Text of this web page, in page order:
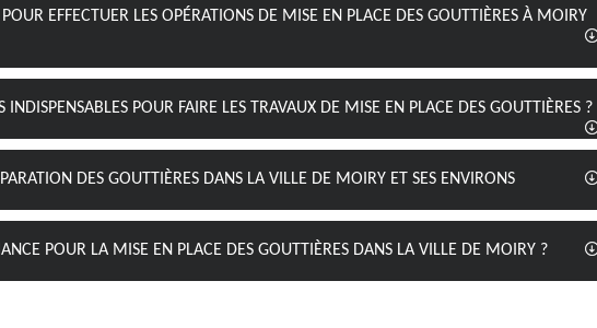
EFFECTUER LES OPÉRATIONS DE MISE EN PLACE DES GOUTTIÈRES À MOIRY
INDISPENSABLES POUR FAIRE LES TRAVAUX DE MISE EN PLACE DES GOUTTIÈRES ?
DES GOUTTIÈRES DANS LA VILLE DE MOIRY ET SES ENVIRONS
POUR LA MISE EN PLACE DES GOUTTIÈRES DANS LA VILLE DE MOIRY ?